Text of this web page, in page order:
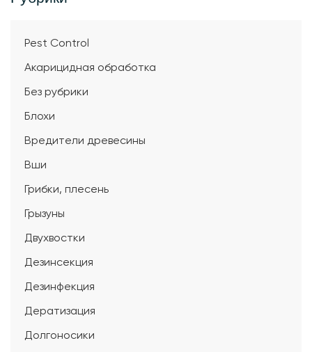
Pest Control
Акарицидная обработка
Без рубрики
Блохи
Вредители древесины
Вши
Грибки, плесень
Грызуны
Двухвостки
Дезинсекция
Дезинфекция
Дератизация
Долгоносики